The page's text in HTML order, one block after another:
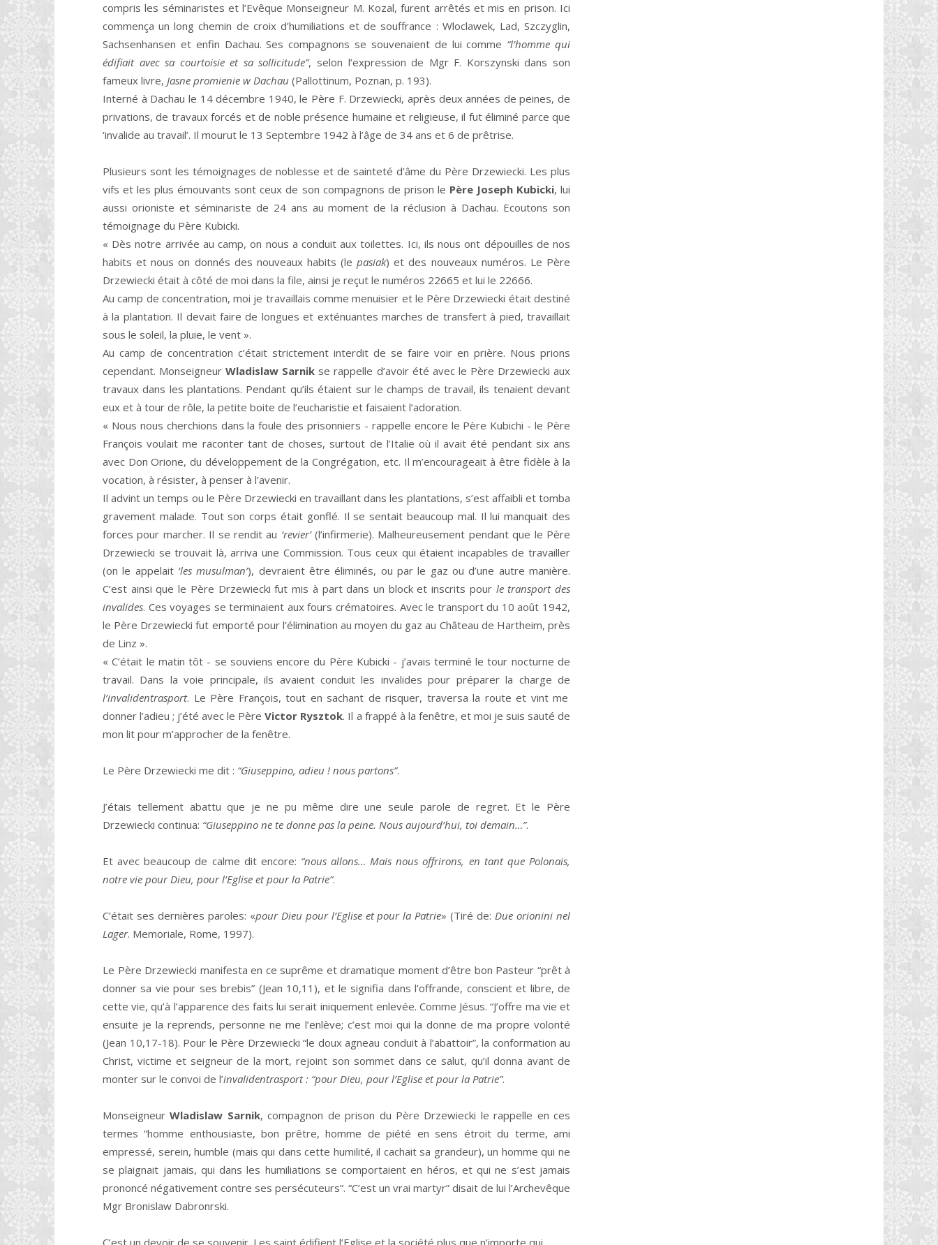
compris les séminaristes et l’Evêque Monseigneur M. Kozal, furent arrêtés et mis en prison. Ici
commença un long chemin de croix d’humiliations et de souffrance : Wloclawek, Lad, Szczyglin,
Sachsenhansen et enfin Dachau. Ses compagnons se souvenaient de lui comme “l’homme qui
édifiait avec sa courtoisie et sa sollicitude”, selon l’expression de Mgr F. Korszynski dans son
fameux livre, Jasne promienie w Dachau (Pallottinum, Poznan, p. 193).
Interné à Dachau le 14 décembre 1940, le Père F. Drzewiecki, après deux années de peines, de
privations, de travaux forcés et de noble présence humaine et religieuse, il fut éliminé parce que
‘invalide au travail’. Il mourut le 13 Septembre 1942 à l’âge de 34 ans et 6 de prêtrise.
Plusieurs sont les témoignages de noblesse et de sainteté d’âme du Père Drzewiecki. Les plus
vifs et les plus émouvants sont ceux de son compagnons de prison le Père Joseph Kubicki, lui
aussi orioniste et séminariste de 24 ans au moment de la réclusion à Dachau. Ecoutons son
témoignage du Père Kubicki.
« Dès notre arrivée au camp, on nous a conduit aux toilettes. Ici, ils nous ont dépouilles de nos
habits et nous on donnés des nouveaux habits (lepasiak) et des nouveaux numéros. Le Père
Drzewiecki était à côté de moi dans la file, ainsi je reçut le numéros 22665 et lui le 22666.
Au camp de concentration, moi je travaillais comme menuisier et le Père Drzewiecki était destiné
à la plantation. Il devait faire de longues et exténuantes marches de transfert à pied, travaillait
sous le soleil, la pluie, le vent ».
Au camp de concentration c’était strictement interdit de se faire voir en prière. Nous prions
cependant. MonseigneurWladislaw Sarnik se rappelle d’avoir été avec le Père Drzewiecki aux
travaux dans les plantations. Pendant qu’ils étaient sur le champs de travail, ils tenaient devant
eux et à tour de rôle, la petite boite de l’eucharistie et faisaient l’adoration.
« Nous nous cherchions dans la foule des prisonniers - rappelle encore le Père Kubichi - le Père
François voulait me raconter tant de choses, surtout de l’Italie où il avait été pendant six ans
avec Don Orione, du développement de la Congrégation, etc. Il m’encourageait à être fidèle à la
vocation, à résister, à penser à l’avenir.
Il advint un temps ou le Père Drzewiecki en travaillant dans les plantations, s’est affaibli et tomba
gravement malade. Tout son corps était gonflé. Il se sentait beaucoup mal. Il lui manquait des
forces pour marcher. Il se rendit au ‘revier’(l’infirmerie). Malheureusement pendant que le Père
Drzewiecki se trouvait là, arriva une Commission. Tous ceux qui étaient incapables de travailler
(on le appelait ‘les musulman’), devraient être éliminés, ou par le gaz ou d’une autre manière.
C’est ainsi que le Père Drzewiecki fut mis à part dans un block et inscrits pour le transport des
invalides. Ces voyages se terminaient aux fours crématoires. Avec le transport du 10 août 1942,
le Père Drzewiecki fut emporté pour l’élimination au moyen du gaz au Château de Hartheim, près
de Linz ».
« C’était le matin tôt - se souviens encore du Père Kubicki - j’avais terminé le tour nocturne de
travail. Dans la voie principale, ils avaient conduit les invalides pour préparer la charge de
l’invalidentrasport. Le Père François, tout en sachant de risquer, traversa la route et vint me
donner l’adieu ; j’été avec le PèreVictor Rysztok. Il a frappé à la fenêtre, et moi je suis sauté de
mon lit pour m’approcher de la fenêtre.
Le Père Drzewiecki me dit : “Giuseppino, adieu ! nous partons”.
J’étais tellement abattu que je ne pu même dire une seule parole de regret. Et le Père
Drzewiecki continua: “Giuseppino ne te donne pas la peine. Nous aujourd’hui, toi demain…”.
Et avec beaucoup de calme dit encore: “nous allons… Mais nous offrirons, en tant que Polonais,
notre vie pour Dieu, pour l’Eglise et pour la Patrie”.
C’était ses dernières paroles: «pour Dieu pour l’Eglise et pour la Patrie» (Tiré de:Due orionini nel
Lager. Memoriale, Rome, 1997).
Le Père Drzewiecki manifesta en ce suprême et dramatique moment d’être bon Pasteur “prêt à
donner sa vie pour ses brebis” (Jean 10,11), et le signifia dans l’offrande, conscient et libre, de
cette vie, qu’à l’apparence des faits lui serait iniquement enlevée. Comme Jésus. “J’offre ma vie et
ensuite je la reprends, personne ne me l’enlève; c’est moi qui la donne de ma propre volonté
(Jean 10,17-18). Pour le Père Drzewiecki “le doux agneau conduit à l’abattoir”, la conformation au
Christ, victime et seigneur de la mort, rejoint son sommet dans ce salut, qu’il donna avant de
monter sur le convoi de l’invalidentrasport : “pour Dieu, pour l’Eglise et pour la Patrie”.
MonseigneurWladislaw Sarnik, compagnon de prison du Père Drzewiecki le rappelle en ces
termes “homme enthousiaste, bon prêtre, homme de piété en sens étroit du terme, ami
empressé, serein, humble (mais qui dans cette humilité, il cachait sa grandeur), un homme qui ne
se plaignait jamais, qui dans les humiliations se comportaient en héros, et qui ne s’est jamais
prononcé négativement contre ses persécuteurs”. “C’est un vrai martyr” disait de lui l’Archevêque
Mgr Bronislaw Dabronrski.